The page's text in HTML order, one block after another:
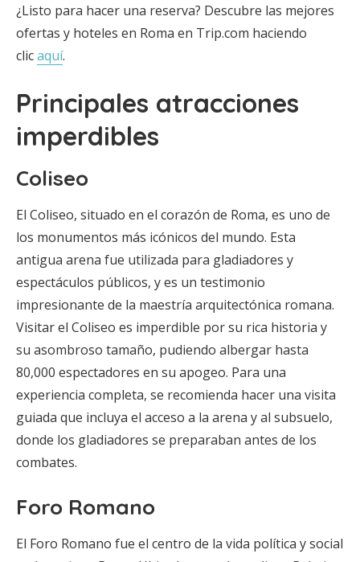
¿Listo para hacer una reserva? Descubre las mejores
ofertas y hoteles en Roma en Trip.com haciendo
clicaquí.
Principales atracciones
imperdibles
Coliseo
El Coliseo, situado en el corazón de Roma, es uno de
los monumentos más icónicos del mundo. Esta
antigua arena fue utilizada para gladiadores y
espectáculos públicos, y es un testimonio
impresionante de la maestría arquitectónica romana.
Visitar el Coliseo es imperdible por su rica historia y
su asombroso tamaño, pudiendo albergar hasta
80,000 espectadores en su apogeo. Para una
experiencia completa, se recomienda hacer una visita
guiada que incluya el acceso a la arena y al subsuelo,
donde los gladiadores se preparaban antes de los
combates.
Foro Romano
El Foro Romano fue el centro de la vida política y social